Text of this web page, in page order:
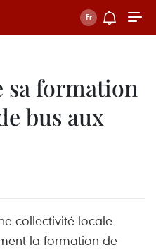
sa formation
bus aux
collectivité locale
la formation de